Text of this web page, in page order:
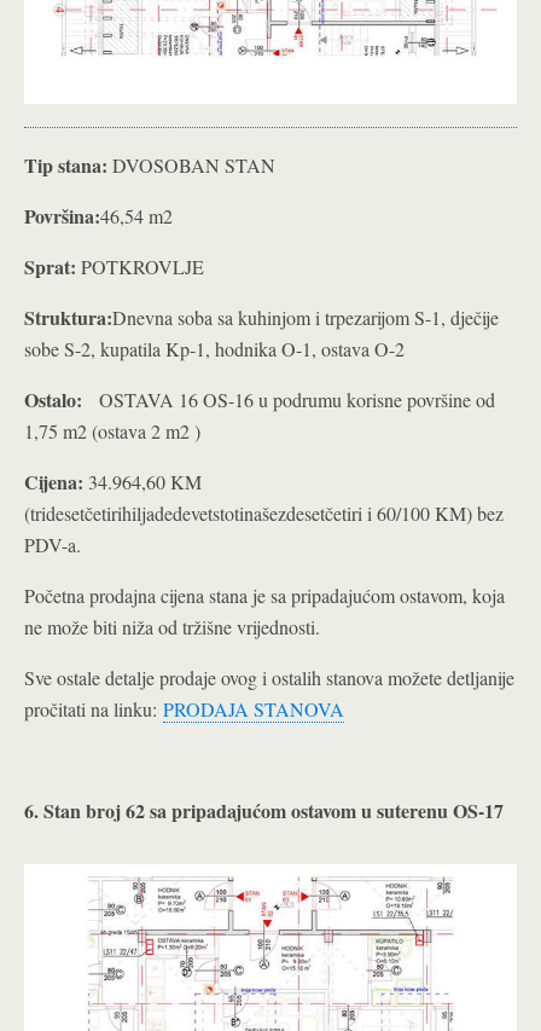
Tip stana: DVOSOBAN STAN
Površina:46,54 m2
Sprat: POTKROVLJE
Struktura:Dnevna soba sa kuhinjom i trpezarijom S-1, dječije
sobe S-2, kupatila Kp-1, hodnika O-1, ostava O-2
Ostalo: OSTAVA 16 OS-16 u podrumu korisne površine od
1,75 m2 (ostava 2 m2 )
Cijena: 34.964,60 KM
(tridesetčetirihiljadedevetstotinašezdesetčetiri i 60/100 KM) bez
PDV-a.
Početna prodajna cijena stana je sa pripadajućom ostavom, koja
ne može biti niža od tržišne vrijednosti.
Sve ostale detalje prodaje ovog i ostalih stanova možete detljanije
pročitati na linku: PRODAJA STANOVA
6. Stan broj 62 sa pripadajućom ostavom u suterenu OS-17